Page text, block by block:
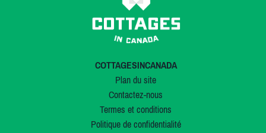
COTTAGESINCANADA
Plan du site
Contactez-nous
Termes et conditions
Politique de confidentialité